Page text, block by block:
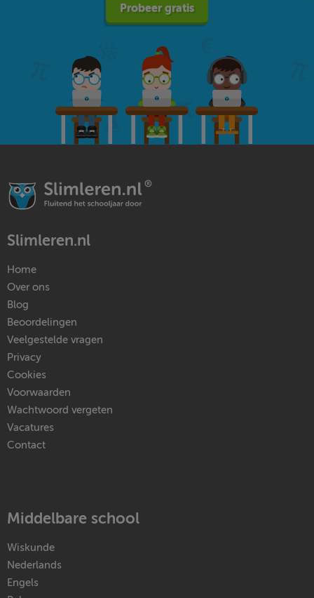
Probeer gratis
Slimleren.nl
Home
Over ons
Blog
Beoordelingen
Veelgestelde vragen
Privacy
Cookies
Voorwaarden
Wachtwoord vergeten
Vacatures
Contact
Middelbare school
Wiskunde
Nederlands
Engels